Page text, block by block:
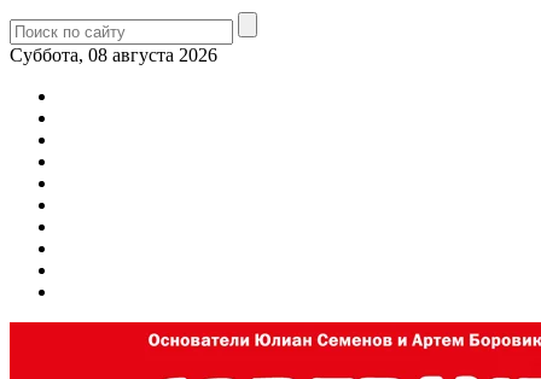
Суббота, 08 августа 2026